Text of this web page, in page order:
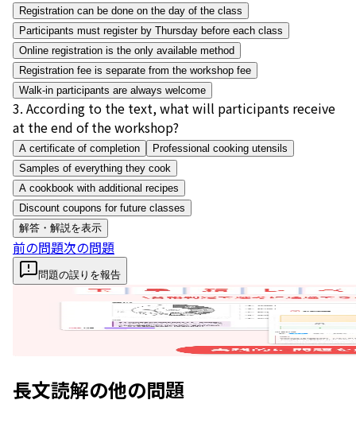
Registration can be done on the day of the class
Participants must register by Thursday before each class
Online registration is the only available method
Registration fee is separate from the workshop fee
Walk-in participants are always welcome
3. According to the text, what will participants receive
at the end of the workshop?
A certificate of completion
Professional cooking utensils
Samples of everything they cook
A cookbook with additional recipes
Discount coupons for future classes
解答・解説を表示
前の問題次の問題
問題の誤りを報告
長文読解の他の問題